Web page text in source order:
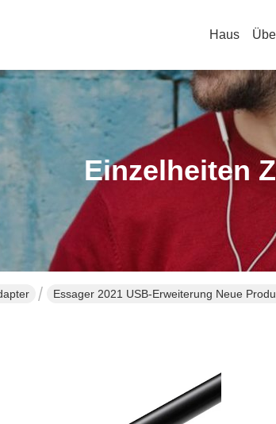
Haus
Einzelheiten
Essager 2021 USB-Erweiterung Neue